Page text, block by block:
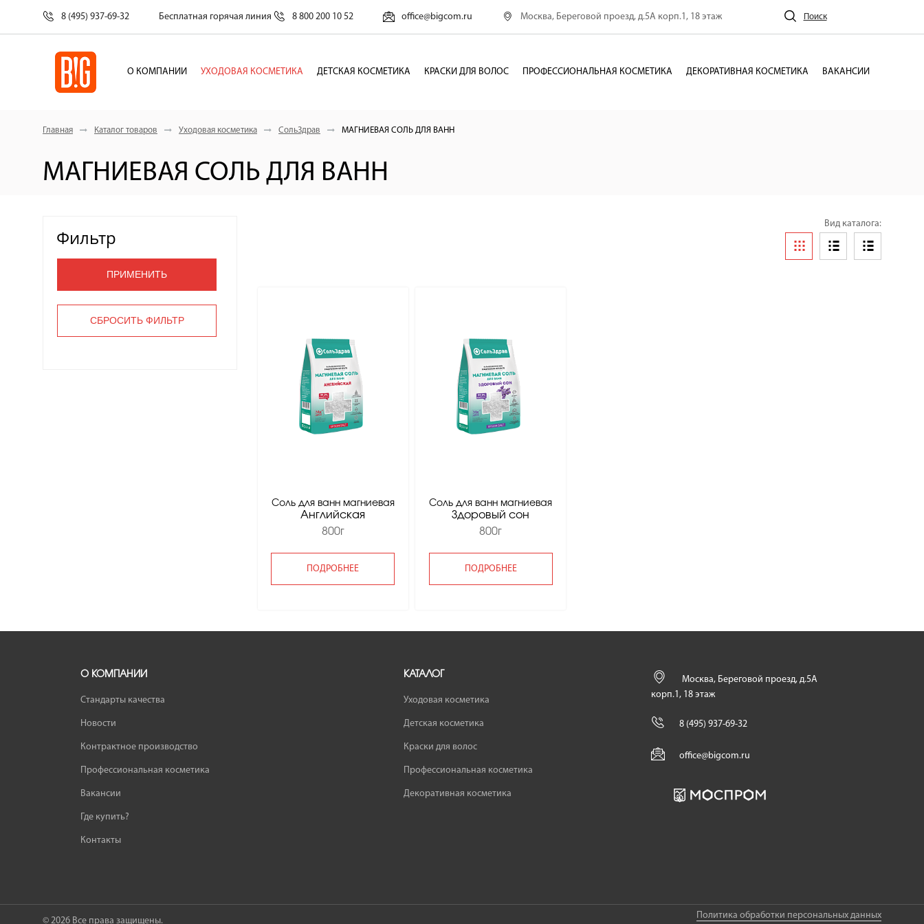
8 (495) 937-69-32 Бесплатная горячая линия 8 800 200 10 52 office@bigcom.ru Москва, Береговой проезд, д.5А корп.1, 18 этаж Поиск
О КОМПАНИИ УХОДОВАЯ КОСМЕТИКА ДЕТСКАЯ КОСМЕТИКА КРАСКИ ДЛЯ ВОЛОС ПРОФЕССИОНАЛЬНАЯ КОСМЕТИКА ДЕКОРАТИВНАЯ КОСМЕТИКА ВАКАНСИИ
Главная Каталог товаров Уходовая косметика СольЗдрав МАГНИЕВАЯ СОЛЬ ДЛЯ ВАНН
МАГНИЕВАЯ СОЛЬ ДЛЯ ВАНН
Фильтр
Вид каталога:
Соль для ванн магниевая
Английская
800г
ПОДРОБНЕЕ
Соль для ванн магниевая
Здоровый сон
800г
ПОДРОБНЕЕ
О КОМПАНИИ
Стандарты качества
Новости
Контрактное производство
Профессиональная косметика
Вакансии
Где купить?
Контакты
КАТАЛОГ
Уходовая косметика
Детская косметика
Краски для волос
Профессиональная косметика
Декоративная косметика
Москва, Береговой проезд, д.5А
корп.1, 18 этаж
8 (495) 937-69-32
office@bigcom.ru
© 2026 Все права защищены. Политика обработки персональных данных